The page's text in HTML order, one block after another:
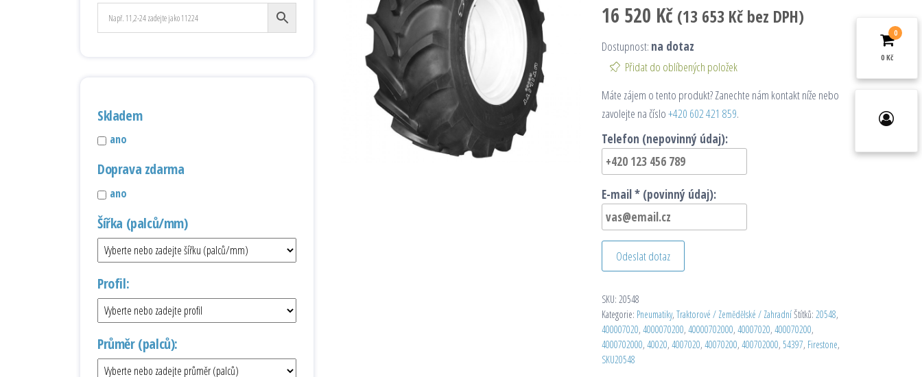
16 520 Kč (13 653 Kčbez DPH)
Dostupnost: na dotaz
Přidat do oblíbených položek
Máte zájem o tento produkt? Zanechte nám kontakt níže nebo
zavolejte na číslo+420 602 421 859.
Telefon (nepovinný údaj):
E-mail * (povinný údaj):
Odeslat dotaz
SKU: 20548
Kategorie: Pneumatiky, Traktorové / Zemědělské / ZahradníŠtítků: 20548,
400007020, 4000070200, 40000702000, 40007020, 400070200,
4000702000, 40020, 4007020, 40070200, 400702000, 54397, Firestone,
SKU20548
Skladem
ano
Doprava zdarma
ano
Šířka (palců/mm)
Profil:
Průměr (palců):
0
0 Kč